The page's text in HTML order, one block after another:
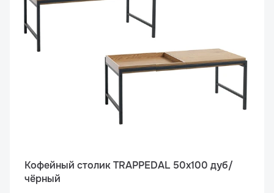
Кофейный столик TRAPPEDAL 50x100 дуб/
чёрный